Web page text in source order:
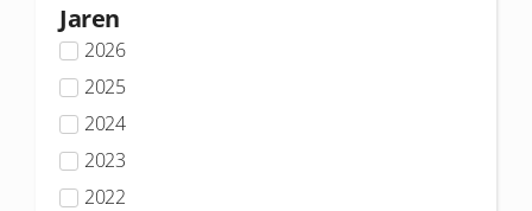
Jaren
2026
2025
2024
2023
2022